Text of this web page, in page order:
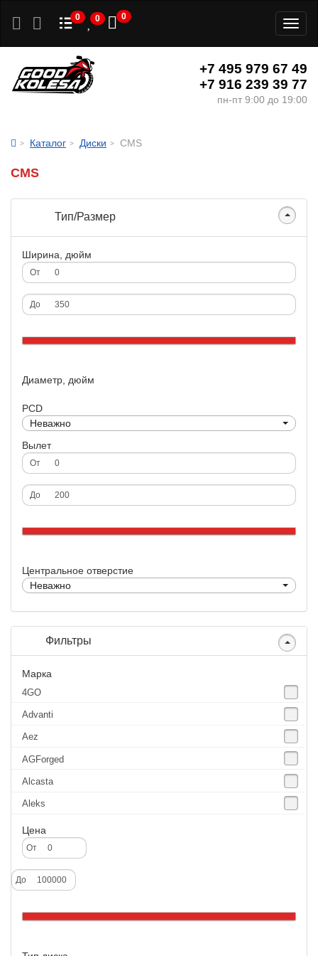
0 0 0
+7 495 979 67 49
+7 916 239 39 77
пн-пт 9:00 до 19:00
Каталог Диски CMS
CMS
Тип/Размер
Ширина, дюйм
От
До
Диаметр, дюйм
PCD
Неважно
Вылет
От
До
Центральное отверстие
Неважно
Фильтры
Марка
4GO
Advanti
Aez
AGForged
Alcasta
Aleks
Aluchrome
Alutec
Borbet
Catwild
CMS
Цена
От
До